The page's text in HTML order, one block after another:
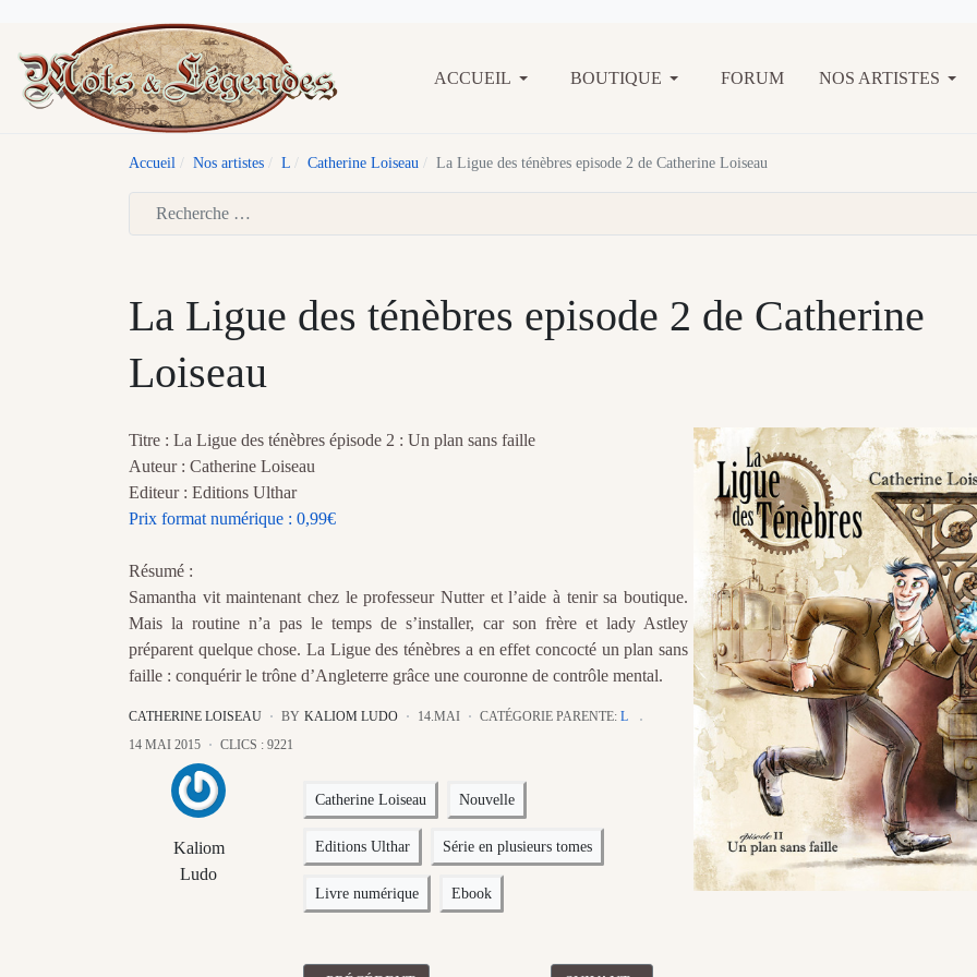
ACCUEIL BOUTIQUE FORUM NOS ARTISTES
Accueil Nos artistes L Catherine Loiseau La Ligue des ténèbres episode 2 de Catherine Loiseau
La Ligue des ténèbres episode 2 de Catherine
Loiseau
Titre : La Ligue des ténèbres épisode 2 : Un plan sans faille
Auteur : Catherine Loiseau
Editeur : Editions Ulthar
Prix format numérique : 0,99€
Résumé :
Samantha vit maintenant chez le professeur Nutter et l’aide à tenir sa boutique.
Mais la routine n’a pas le temps de s’installer, car son frère et lady Astley
préparent quelque chose. La Ligue des ténèbres a en effet concocté un plan sans
faille : conquérir le trône d’Angleterre grâce une couronne de contrôle mental.
CATHERINE LOISEAU BY KALIOM LUDO 14.MAI CATÉGORIE PARENTE: L
14 MAI 2015
CLICS : 9221
Kaliom
Ludo
Catherine Loiseau Nouvelle
Editions Ulthar Série en plusieurs tomes
Livre numérique Ebook